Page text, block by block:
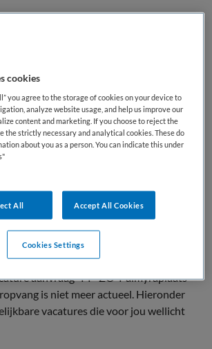
AANSTELLING
Vaste aanstelling
NIVEAU
DIENSTVERBAND
Parttime
beschikbaar
aanvraag -PP-ZO-Palmyraplaats-
is niet meer actueel. Hieronder
vacatures die voor jou wellicht
cookies
you agree to the storage of cookies on your device to
analyze website usage, and help us improve our
content and marketing. If you choose to reject the
the strictly necessary and analytical cookies. These do
about you as a person. You can indicate this under
All Accept All Cookies
Cookies Settings